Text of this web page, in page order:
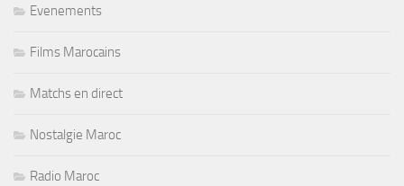
Evenements
Films Marocains
Matchs en direct
Nostalgie Maroc
Radio Maroc